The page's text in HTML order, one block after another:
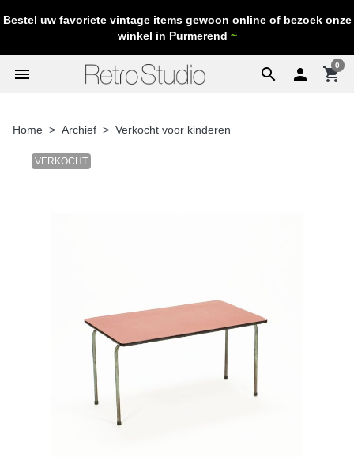
Bestel uw favoriete vintage items gewoon online of bezoek onze
winkel in Purmerend ~
search
menu  shopping_cart
0
Home Archief Verkocht voor kinderen
VERKOCHT